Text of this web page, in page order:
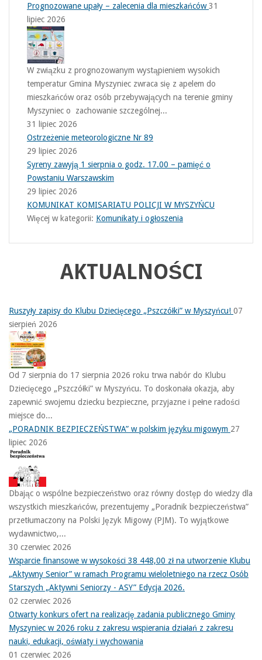
Prognozowane upały – zalecenia dla mieszkańców31
lipiec 2026
W związku z prognozowanym wystąpieniem wysokich
temperatur Gmina Myszyniec zwraca się z apelem do
mieszkańców oraz osób przebywających na terenie gminy
Myszyniec o zachowanie szczególnej...
31 lipiec 2026
Ostrzeżenie meteorologiczne Nr 89
29 lipiec 2026
Syreny zawyją 1 sierpnia o godz. 17.00 – pamięć o
Powstaniu Warszawskim
29 lipiec 2026
KOMUNIKAT KOMISARIATU POLICJI W MYSZYŃCU
Więcej w kategorii: Komunikaty i ogłoszenia
AKTUALNOŚCI
Ruszyły zapisy do Klubu Dziecięcego „Pszczółki” w Myszyńcu! 07
sierpień 2026
Od 7 sierpnia do 17 sierpnia 2026 roku trwa nabór do Klubu
Dziecięcego „Pszczółki” w Myszyńcu. To doskonała okazja, aby
zapewnić swojemu dziecku bezpieczne, przyjazne i pełne radości
miejsce do...
„PORADNIK BEZPIECZEŃSTWA” w polskim języku migowym 27
lipiec 2026
Dbając o wspólne bezpieczeństwo oraz równy dostęp do wiedzy dla
wszystkich mieszkańców, prezentujemy „Poradnik bezpieczeństwa”
przetłumaczony na Polski Język Migowy (PJM). To wyjątkowe
wydawnictwo,...
30 czerwiec 2026
Wsparcie finansowe w wysokości 38 448,00 zł na utworzenie Klubu
„Aktywny Senior” w ramach Programu wieloletniego na rzecz Osób
Starszych „Aktywni Seniorzy - ASY” Edycja 2026.
02 czerwiec 2026
Otwarty konkurs ofert na realizację zadania publicznego Gminy
Myszyniec w 2026 roku z zakresu wspierania działań z zakresu
nauki, edukacji, oświaty i wychowania
01 czerwiec 2026